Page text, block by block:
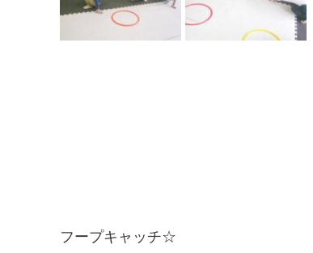
フープキャッチ☆